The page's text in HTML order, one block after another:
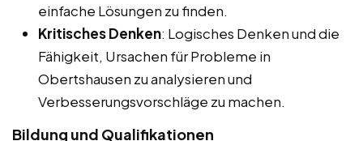
einfache Lösungen zu finden.
Kritisches Denken: Logisches Denken und die
Fähigkeit, Ursachen für Probleme in
Obertshausen zu analysieren und
Verbesserungsvorschläge zu machen.
Bildung und Qualifikationen